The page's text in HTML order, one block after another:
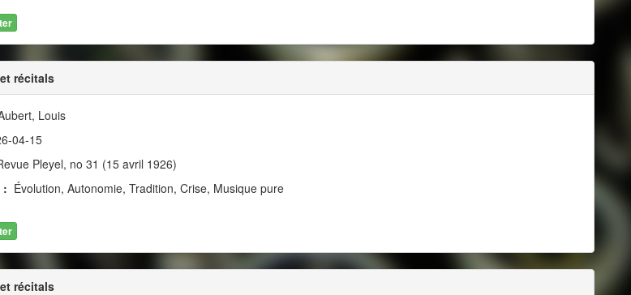
récitals
Louis
04-15
Pleyel, no 31 (15 avril 1926)
: Évolution, Autonomie, Tradition, Crise, Musique pure
récitals